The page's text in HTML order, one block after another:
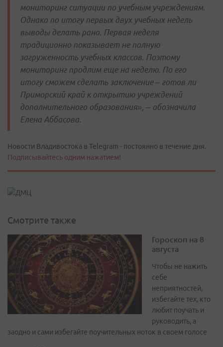
мониторинг ситуации по учебным учреждениям.
Однако по итогу первых двух учебных недель
выводы делать рано. Первая неделя
традиционно показывает не полную
загруженность учебных классов. Поэтому
мониторинг продлим еще на неделю. По его
итогу сможем сделать заключение – готов ли
Приморский край к открытию учреждений
дополнительного образования», – обозначила
Елена Аббасова.
Новости Владивостока в Telegram - постоянно в течение дня.
Подписывайтесь одним нажатием!
Смотрите также
Гороскоп на 8
августа
Чтобы не нажить
себе
неприятностей,
избегайте тех, кто
любит поучать и
руководить, а
заодно и сами избегайте поучительных ноток в своем голосе